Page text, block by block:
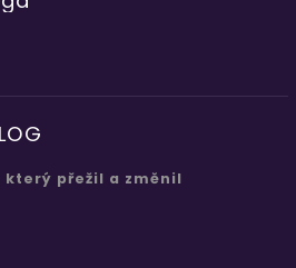
přežil a změnil